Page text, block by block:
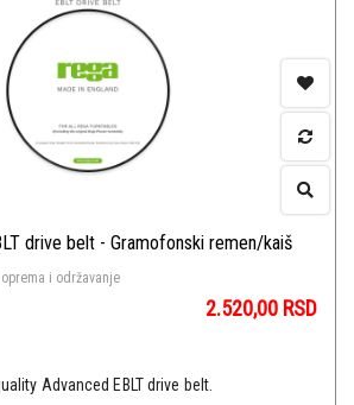
drive belt - Gramofonski remen/kaiš
oprema i održavanje
2.520,00 RSD
Advanced EBLT drive belt.